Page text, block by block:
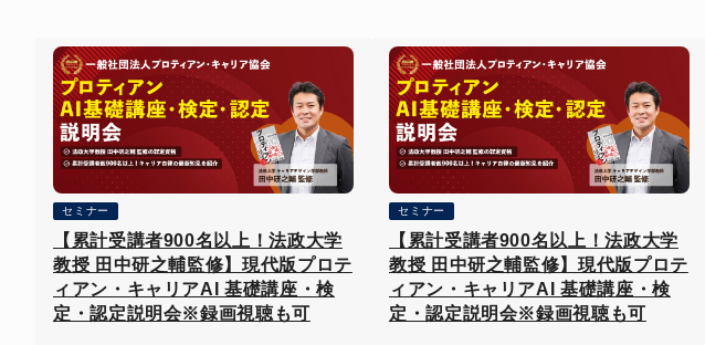
セミナー
【累計受講者900名以上！法政大学
教授 田中研之輔監修】現代版プロテ
ィアン・キャリアAI 基礎講座・検
定・認定説明会※録画視聴も可
セミナー
【累計受講者900名以上！法政大学
教授 田中研之輔監修】現代版プロテ
ィアン・キャリアAI 基礎講座・検
定・認定説明会※録画視聴も可